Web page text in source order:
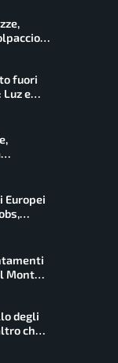
Baraldi
fuori
e
Europei
Mont
degli
che